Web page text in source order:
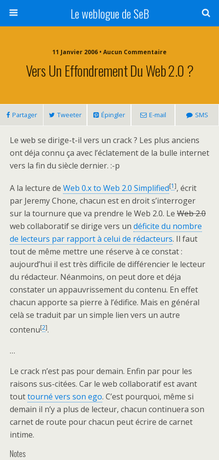
Le weblogue de SeB
11 Janvier 2006 • Aucun Commentaire
Vers Un Effondrement Du Web 2.0 ?
Partager Tweeter Épingler E-mail SMS
Le web se dirige-t-il vers un crack ? Les plus anciens
ont déja connu ça avec l’éclatement de la bulle internet
vers la fin du siècle dernier. :-p
A la lecture de Web 0.x to Web 2.0 Simplified[1], écrit
par Jeremy Chone, chacun est en droit s’interroger
sur la tournure que va prendre le Web 2.0. Le Web 2.0
web collaboratif se dirige vers un déficite du nombre
de lecteurs par rapport à celui de rédacteurs. Il faut
tout de même mettre une réserve à ce constat :
aujourd’hui il est très difficile de différencier le lecteur
du rédacteur. Néanmoins, on peut dore et déja
constater un appauvrissement du contenu. En effet
chacun apporte sa pierre à l’édifice. Mais en général
celà se traduit par un simple lien vers un autre
contenu[2].
…
Le crack n’est pas pour demain. Enfin par pour les
raisons sus-citées. Car le web collaboratif est avant
touttourné vers son ego. C’est pourquoi, même si
demain il n’y a plus de lecteur, chacun continuera son
carnet de route pour chacun peut écrire de carnet
intime.
Notes